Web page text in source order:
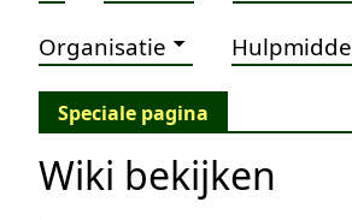
Organisatie
Speciale pagina
Wiki bekijken